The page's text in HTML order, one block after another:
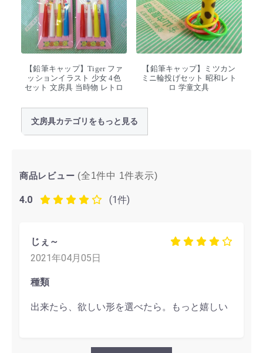
【鉛筆キャップ】Tiger ファ
ッションイラスト 少女 4色
セット 文房具 当時物 レトロ
【鉛筆キャップ】ミツカン
ミニ輪投げセット 昭和レト
ロ 学童文具
文房具カテゴリをもっと見る
商品レビュー (全1件中 1件表示)
4.0 (1件)
じぇ～
2021年04月05日
種類
出来たら、欲しい形を選べたら。もっと嬉しい